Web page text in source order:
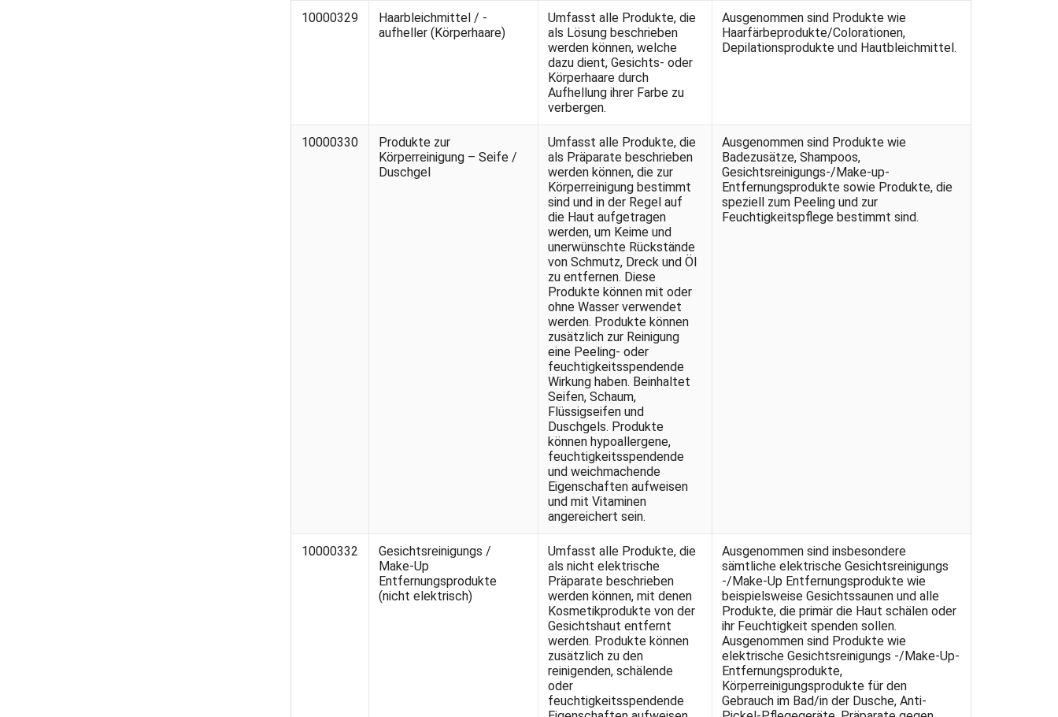
10000329
Haarbleichmittel / -
aufheller (Körperhaare)
Umfasst alle Produkte, die
als Lösung beschrieben
werden können, welche
dazu dient, Gesichts- oder
Körperhaare durch
Aufhellung ihrer Farbe zu
verbergen.
Ausgenommen sind Produkte wie
Haarfärbeprodukte/Colorationen,
Depilationsprodukte und Hautbleichmittel.
10000330
Produkte zur
Körperreinigung – Seife /
Duschgel
Umfasst alle Produkte, die
als Präparate beschrieben
werden können, die zur
Körperreinigung bestimmt
sind und in der Regel auf
die Haut aufgetragen
werden, um Keime und
unerwünschte Rückstände
von Schmutz, Dreck und Öl
zu entfernen. Diese
Produkte können mit oder
ohne Wasser verwendet
werden. Produkte können
zusätzlich zur Reinigung
eine Peeling- oder
feuchtigkeitsspendende
Wirkung haben. Beinhaltet
Seifen, Schaum,
Flüssigseifen und
Duschgels. Produkte
können hypoallergene,
feuchtigkeitsspendende
und weichmachende
Eigenschaften aufweisen
und mit Vitaminen
angereichert sein.
Ausgenommen sind Produkte wie
Badezusätze, Shampoos,
Gesichtsreinigungs-/Make-up-
Entfernungsprodukte sowie Produkte, die
speziell zum Peeling und zur
Feuchtigkeitspflege bestimmt sind.
10000332
Gesichtsreinigungs /
Make-Up
Entfernungsprodukte
(nicht elektrisch)
Umfasst alle Produkte, die
als nicht elektrische
Präparate beschrieben
werden können, mit denen
Kosmetikprodukte von der
Gesichtshaut entfernt
werden. Produkte können
zusätzlich zu den
reinigenden, schälende
oder
feuchtigkeitsspendende
Ausgenommen sind insbesondere
sämtliche elektrische Gesichtsreinigungs
-/Make-Up Entfernungsprodukte wie
beispielsweise Gesichtssaunen und alle
Produkte, die primär die Haut schälen oder
ihr Feuchtigkeit spenden sollen.
Ausgenommen sind Produkte wie
elektrische Gesichtsreinigungs -/Make-Up-
Entfernungsprodukte,
Körperreinigungsprodukte für den
Gebrauch im Bad/in der Dusche, Anti-